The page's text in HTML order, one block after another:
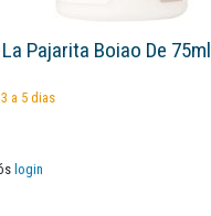
Pajarita Boiao De 75ml
a 5 dias
login